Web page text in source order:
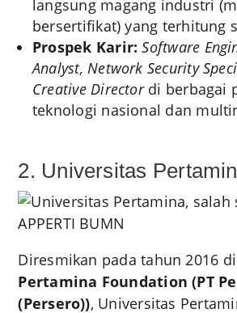
langsung magang industri
bersertifikat) yang terhitung
Prospek Karir: Software
Analyst, Network Security
Creative Directordi berbagai
teknologi nasional dan
2. Universitas
Diresmikan pada tahun 2016
Pertamina Foundation (PT
(Persero)), Universitas